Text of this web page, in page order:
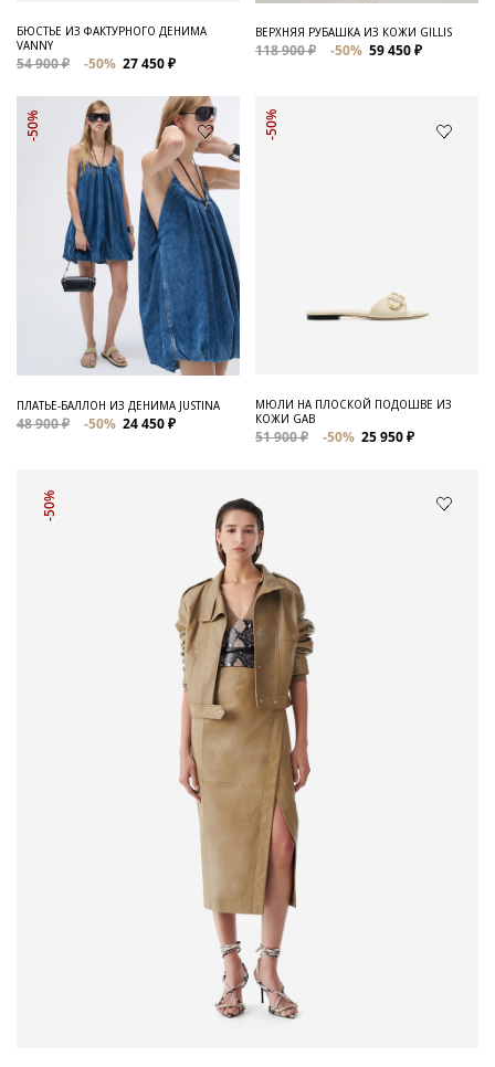
БЮСТЬЕ ИЗ ФАКТУРНОГО ДЕНИМА
VANNY
54 900 ₽ -50% 27 450 ₽
ВЕРХНЯЯ РУБАШКА ИЗ КОЖИ GILLIS
118 900 ₽ -50% 59 450 ₽
-50%
ПЛАТЬЕ-БАЛЛОН ИЗ ДЕНИМА JUSTINA
48 900 ₽ -50% 24 450 ₽
-50%
МЮЛИ НА ПЛОСКОЙ ПОДОШВЕ ИЗ
КОЖИ GAB
51 900 ₽ -50% 25 950 ₽
-50%